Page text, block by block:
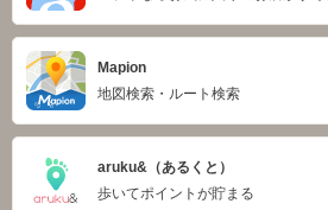
Mapion
地図検索・ルート検索
aruku&（あるくと）
歩いてポイントが貯まる